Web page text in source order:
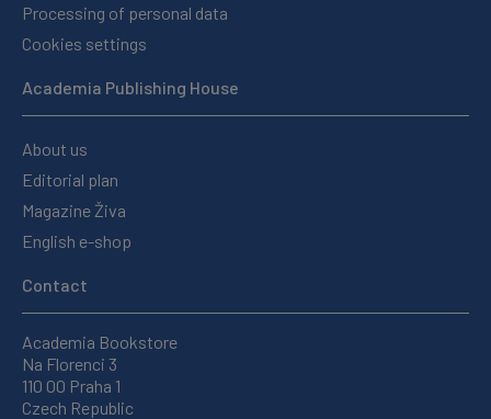
Processing of personal data
Cookies settings
Academia Publishing House
About us
Editorial plan
Magazine Živa
English e-shop
Contact
Academia Bookstore
Na Florenci 3
110 00 Praha 1
Czech Republic